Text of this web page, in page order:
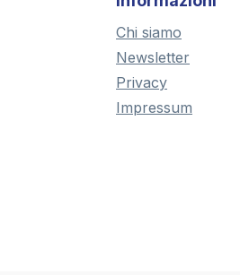
Chi siamo
Newsletter
Privacy
Impressum